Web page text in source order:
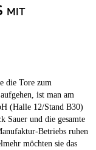
mit
die Tore zum
ist man am
(Halle 12/Stand B30)
Sauer und die gesamte
Betriebs ruhen
möchten sie das